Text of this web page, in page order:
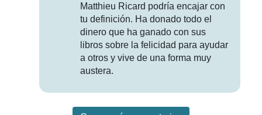
Matthieu Ricard podría encajar con
tu definición. Ha donado todo el
dinero que ha ganado con sus
libros sobre la felicidad para ayudar
a otros y vive de una forma muy
austera.